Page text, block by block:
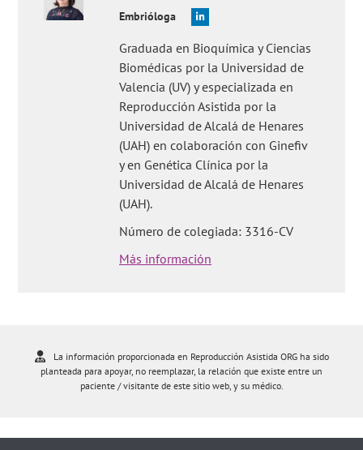
Embrióloga
Graduada en Bioquímica y Ciencias
Biomédicas por la Universidad de
Valencia (UV) y especializada en
Reproducción Asistida por la
Universidad de Alcalá de Henares
(UAH) en colaboración con Ginefiv
y en Genética Clínica por la
Universidad de Alcalá de Henares
(UAH).
Número de colegiada: 3316-CV
Más información
La información proporcionada en Reproducción Asistida ORG ha sido
planteada para apoyar, no reemplazar, la relación que existe entre un
paciente / visitante de este sitio web, y su médico.